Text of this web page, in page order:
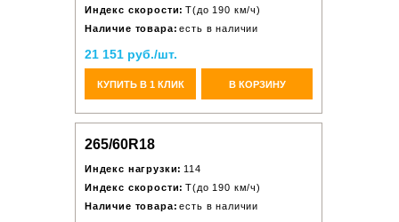
Индекс скорости: T(до 190 км/ч)
Наличие товара: есть в наличии
21 151 руб./шт.
КУПИТЬ В 1 КЛИК В КОРЗИНУ
265/60R18
Индекс нагрузки: 114
Индекс скорости: T(до 190 км/ч)
Наличие товара: есть в наличии